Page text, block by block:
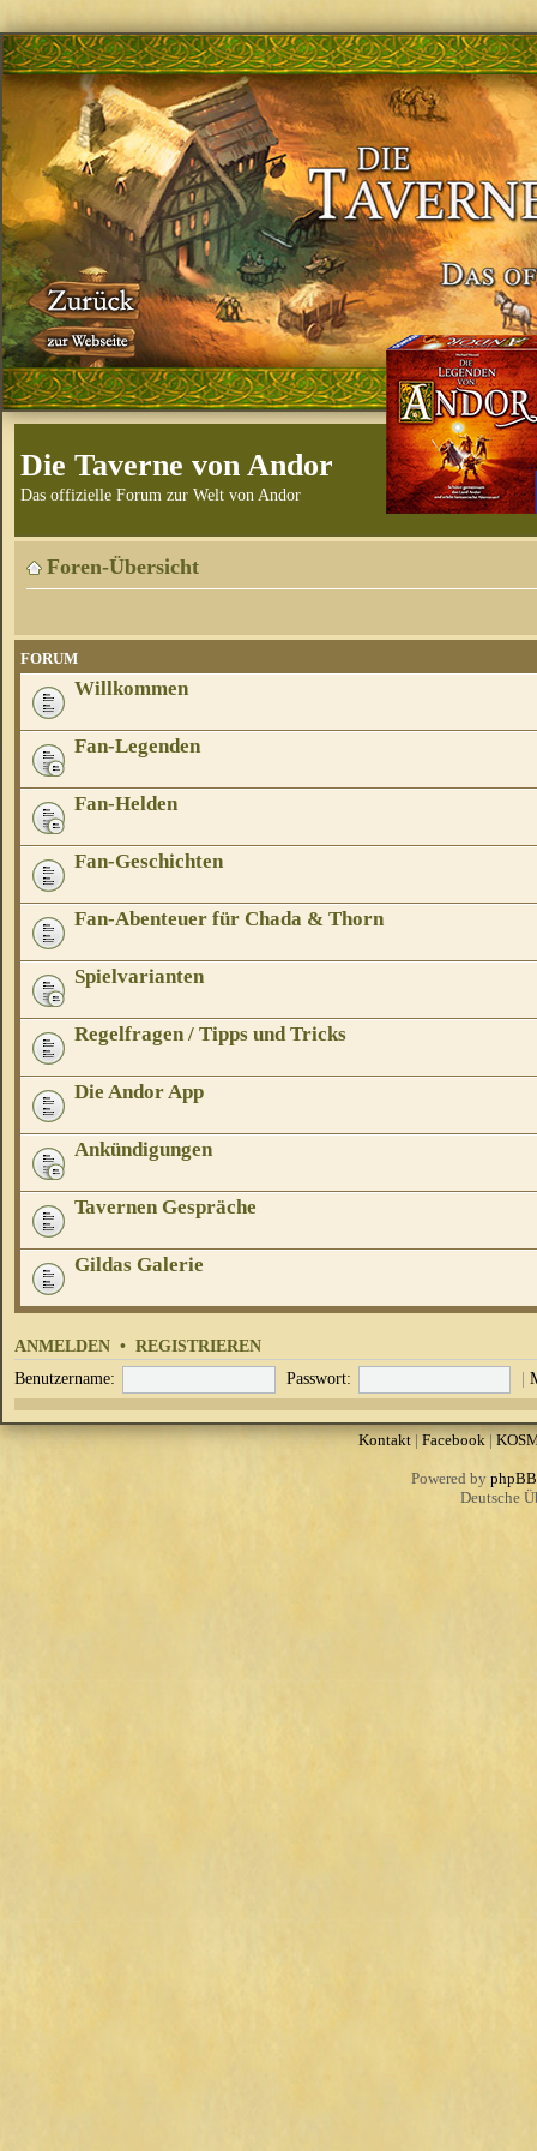
Die Taverne von Andor
Das offizielle Forum zur Welt von Andor
Foren-Übersicht
FORUM
Willkommen
Fan-Legenden
Fan-Helden
Fan-Geschichten
Fan-Abenteuer für Chada & Thorn
Spielvarianten
Regelfragen / Tipps und Tricks
Die Andor App
Ankündigungen
Tavernen Gespräche
Gildas Galerie
ANMELDEN • REGISTRIEREN
Benutzername: Passwort: |
Kontakt| Facebook|
Powered by phpBB
Deutsche